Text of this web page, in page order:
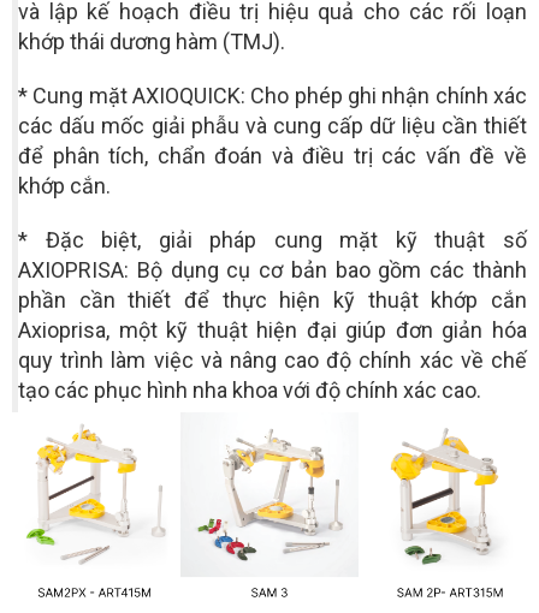
và lập kế hoạch điều trị hiệu quả cho các rối loạn
khớp thái dương hàm (TMJ).
* Cung mặt AXIOQUICK: Cho phép ghi nhận chính xác
các dấu mốc giải phẫu và cung cấp dữ liệu cần thiết
để phân tích, chẩn đoán và điều trị các vấn đề về
khớp cắn.
* Đặc biệt, giải pháp cung mặt kỹ thuật số
AXIOPRISA: Bộ dụng cụ cơ bản bao gồm các thành
phần cần thiết để thực hiện kỹ thuật khớp cắn
Axioprisa, một kỹ thuật hiện đại giúp đơn giản hóa
quy trình làm việc và nâng cao độ chính xác về chế
tạo các phục hình nha khoa với độ chính xác cao.